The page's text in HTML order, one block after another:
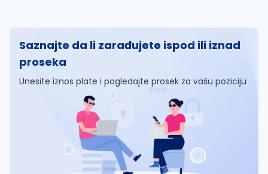
Saznajte da li zarađujete ispod ili iznad
proseka
Unesite iznos plate i pogledajte prosek za vašu poziciju